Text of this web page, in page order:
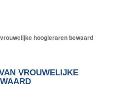
hoogleraren bewaard
VROUWELIJKE